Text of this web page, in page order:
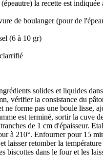
la recette est indiquée
de boulanger (pour de
(6 à 10 gr)
solides et liquides
vérifier la consistance du
ne forme pas une boule lisse,
est terminé, sortir la cuve
de 1 cm d'épaisseur.
à 210°. Enfourner pour 15
laisser retomber la température
biscottes dans le four et les